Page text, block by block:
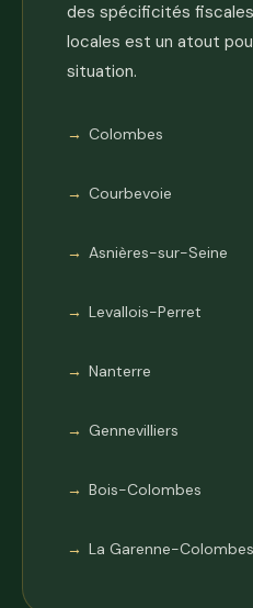
des spécificités
locales est un atout
situation.
Colombes
Courbevoie
Asnières-sur-Seine
Levallois-Perret
Nanterre
Gennevilliers
Bois-Colombes
La Garenne-Colombes